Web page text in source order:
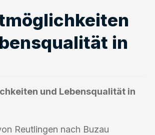
in
und Lebensqualität in
Reutlingen nach Buzau